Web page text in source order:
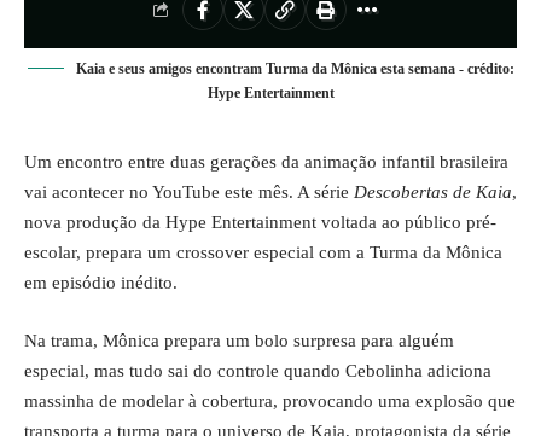
Kaia e seus amigos encontram Turma da Mônica esta semana - crédito:
Hype Entertainment
Um encontro entre duas gerações da animação infantil brasileira
vai acontecer no YouTube este mês. A série Descobertas de Kaia,
nova produção da Hype Entertainment voltada ao público pré-
escolar, prepara um crossover especial com a Turma da Mônica
em episódio inédito.
Na trama, Mônica prepara um bolo surpresa para alguém
especial, mas tudo sai do controle quando Cebolinha adiciona
massinha de modelar à cobertura, provocando uma explosão que
transporta a turma para o universo de Kaia, protagonista da série